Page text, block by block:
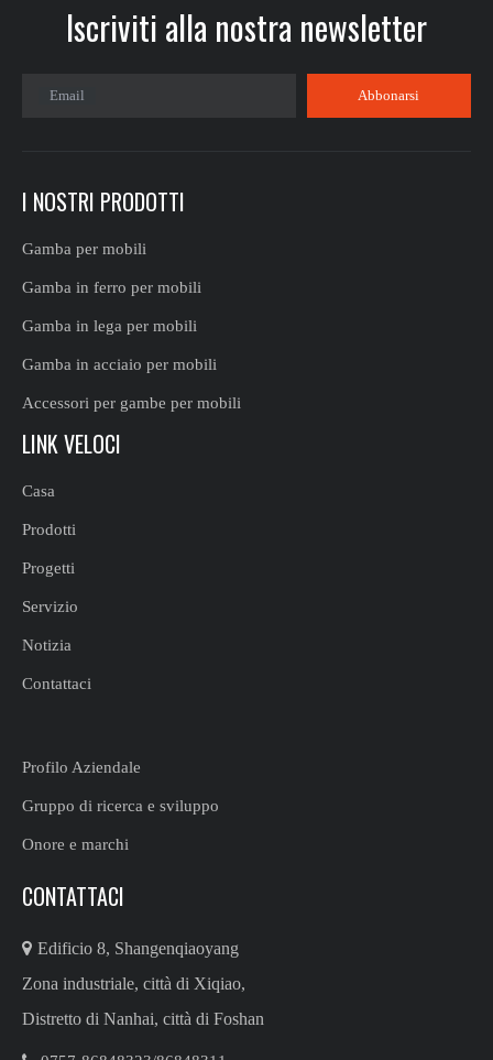
Iscriviti alla nostra newsletter​​​​​​​
Email Abbonarsi
I NOSTRI PRODOTTI
Gamba per mobili
Gamba in ferro per mobili
Gamba in lega per mobili
Gamba in acciaio per mobili
Accessori per gambe per mobili
LINK VELOCI
Casa
Prodotti
Progetti
Servizio
Notizia
Contattaci
Profilo Aziendale
Gruppo di ricerca e sviluppo
Onore e marchi
CONTATTACI
 Edificio 8, Shangenqiaoyang
Zona industriale, città di Xiqiao,
Distretto di Nanhai, città di Foshan